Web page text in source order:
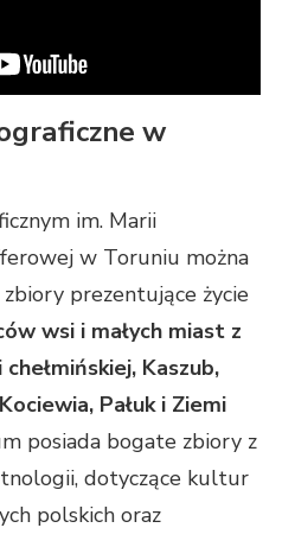
w
im. Marii
w Toruniu można
zbiory prezentujące życie
wsi i małych miast z
Kaszub,
Pałuk i Ziemi
posiada bogate zbiory z
dotyczące kultur
polskich oraz